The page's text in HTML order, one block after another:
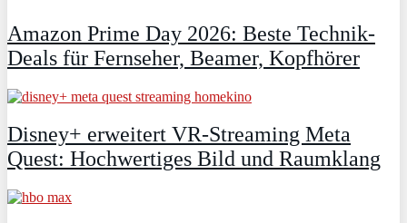
Amazon Prime Day 2026: Beste Technik-
Deals für Fernseher, Beamer, Kopfhörer
Disney+ erweitert VR‑Streaming Meta
Quest: Hochwertiges Bild und Raumklang